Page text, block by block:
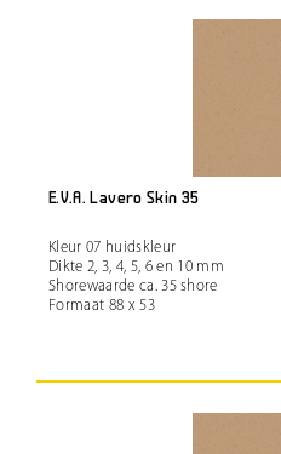
E.V.A. Lavero Skin 35
Kleur 07 huidskleur
Dikte 2, 3, 4, 5, 6 en 10 mm
Shorewaarde ca. 35 shore
Formaat 88 x 53